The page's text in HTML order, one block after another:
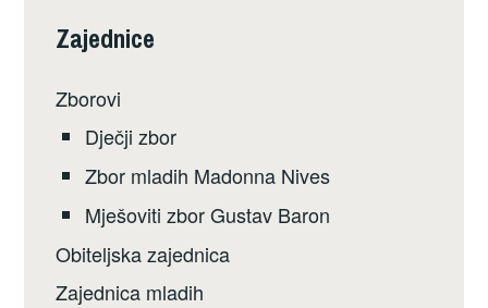
Zajednice
Zborovi
Dječji zbor
Zbor mladih Madonna Nives
Mješoviti zbor Gustav Baron
Obiteljska zajednica
Zajednica mladih